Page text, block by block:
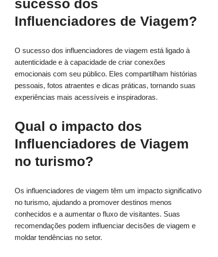
sucesso dos
Influenciadores de Viagem?
O sucesso dos influenciadores de viagem está ligado à
autenticidade e à capacidade de criar conexões
emocionais com seu público. Eles compartilham histórias
pessoais, fotos atraentes e dicas práticas, tornando suas
experiências mais acessíveis e inspiradoras.
Qual o impacto dos
Influenciadores de Viagem
no turismo?
Os influenciadores de viagem têm um impacto significativo
no turismo, ajudando a promover destinos menos
conhecidos e a aumentar o fluxo de visitantes. Suas
recomendações podem influenciar decisões de viagem e
moldar tendências no setor.